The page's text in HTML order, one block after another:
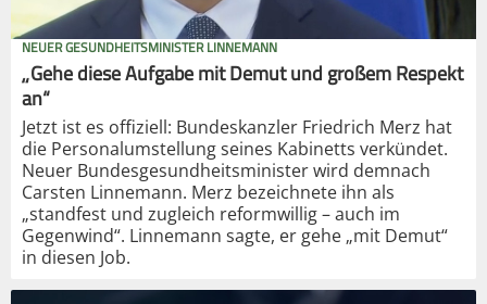
NEUER GESUNDHEITSMINISTER LINNEMANN
„Gehe diese Aufgabe mit Demut und großem Respekt
an“
Jetzt ist es offiziell: Bundeskanzler Friedrich Merz hat
die Personalumstellung seines Kabinetts verkündet.
Neuer Bundesgesundheitsminister wird demnach
Carsten Linnemann. Merz bezeichnete ihn als
„standfest und zugleich reformwillig – auch im
Gegenwind“. Linnemann sagte, er gehe „mit Demut“
in diesen Job.